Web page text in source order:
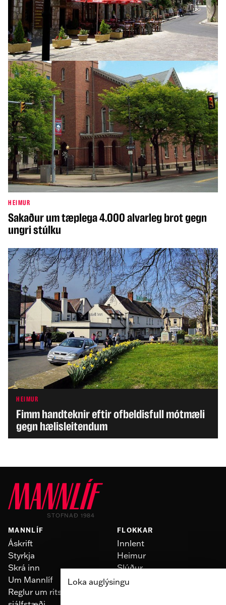
HEIMUR
Apaköttur réðst á 18 manns
HEIMUR
Sakaður um tæplega 4.000 alvarleg brot gegn
ungri stúlku
HEIMUR
Fimm handteknir eftir ofbeldisfull mótmæli
gegn hælisleitendum
STOFNAÐ 1984
MANNLÍF
Áskrift
Styrkja
Skrá inn
Um Mannlíf
Reglur um ritstjórnarlegt
FLOKKAR
Innlent
Heimur
Slúður
Skoðun
Loka auglýsingu